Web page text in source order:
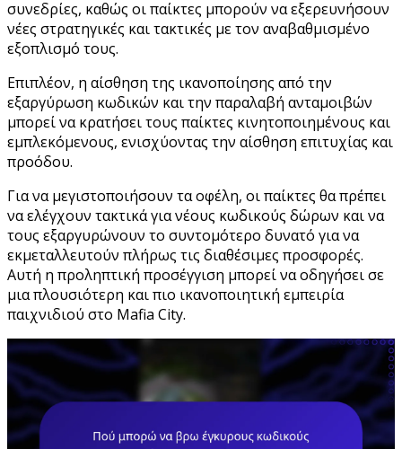
συνεδρίες, καθώς οι παίκτες μπορούν να εξερευνήσουν
νέες στρατηγικές και τακτικές με τον αναβαθμισμένο
εξοπλισμό τους.
Επιπλέον, η αίσθηση της ικανοποίησης από την
εξαργύρωση κωδικών και την παραλαβή ανταμοιβών
μπορεί να κρατήσει τους παίκτες κινητοποιημένους και
εμπλεκόμενους, ενισχύοντας την αίσθηση επιτυχίας και
προόδου.
Για να μεγιστοποιήσουν τα οφέλη, οι παίκτες θα πρέπει
να ελέγχουν τακτικά για νέους κωδικούς δώρων και να
τους εξαργυρώνουν το συντομότερο δυνατό για να
εκμεταλλευτούν πλήρως τις διαθέσιμες προσφορές.
Αυτή η προληπτική προσέγγιση μπορεί να οδηγήσει σε
μια πλουσιότερη και πιο ικανοποιητική εμπειρία
παιχνιδιού στο Mafia City.